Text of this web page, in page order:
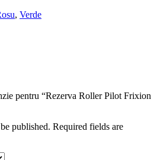
, Verde
pentru “Rezerva Roller Pilot Frixion
published. Required fields are